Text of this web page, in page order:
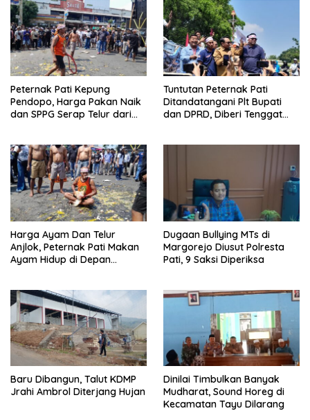
Peternak Pati Kepung
Pendopo, Harga Pakan Naik
dan SPPG Serap Telur dari
Tuntutan Peternak Pati
Ditandatangani Plt Bupati
dan DPRD, Diberi Tenggat
Harga Ayam Dan Telur
Anjlok, Peternak Pati Makan
Ayam Hidup di Depan
Dugaan Bullying MTs di
Margorejo Diusut Polresta
Pati, 9 Saksi Diperiksa
Baru Dibangun, Talut KDMP
Jrahi Ambrol Diterjang Hujan
Dinilai Timbulkan Banyak
Mudharat, Sound Horeg di
Kecamatan Tayu Dilarang